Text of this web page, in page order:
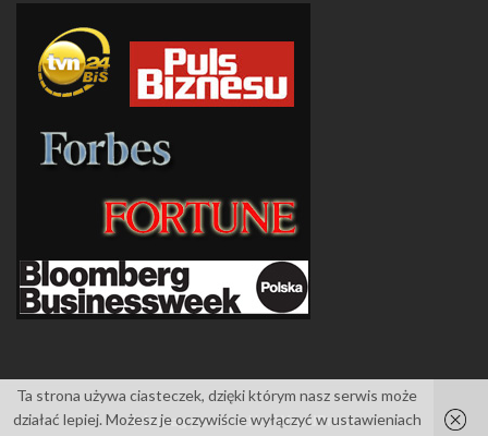
Islemagpowered byWordPress
Ta strona używa ciasteczek, dzięki którym nasz serwis może
działać lepiej. Możesz je oczywiście wyłączyć w ustawieniach